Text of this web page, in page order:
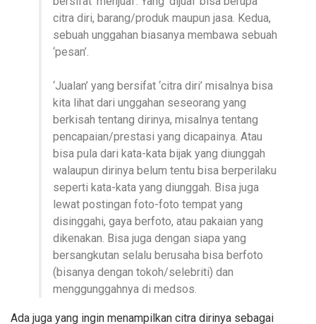
citra diri, barang/produk maupun jasa. Kedua,
sebuah unggahan biasanya membawa sebuah
‘pesan’.
‘Jualan’ yang bersifat ‘citra diri’ misalnya bisa
kita lihat dari unggahan seseorang yang
berkisah tentang dirinya, misalnya tentang
pencapaian/prestasi yang dicapainya. Atau
bisa pula dari kata-kata bijak yang diunggah
walaupun dirinya belum tentu bisa berperilaku
seperti kata-kata yang diunggah. Bisa juga
lewat postingan foto-foto tempat yang
disinggahi, gaya berfoto, atau pakaian yang
dikenakan. Bisa juga dengan siapa yang
bersangkutan selalu berusaha bisa berfoto
(bisanya dengan tokoh/selebriti) dan
menggunggahnya di medsos.
Ada juga yang ingin menampilkan citra dirinya sebagai